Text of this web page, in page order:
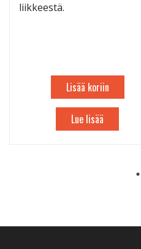
liikkeestä.
Lisää koriin
Lue lisää